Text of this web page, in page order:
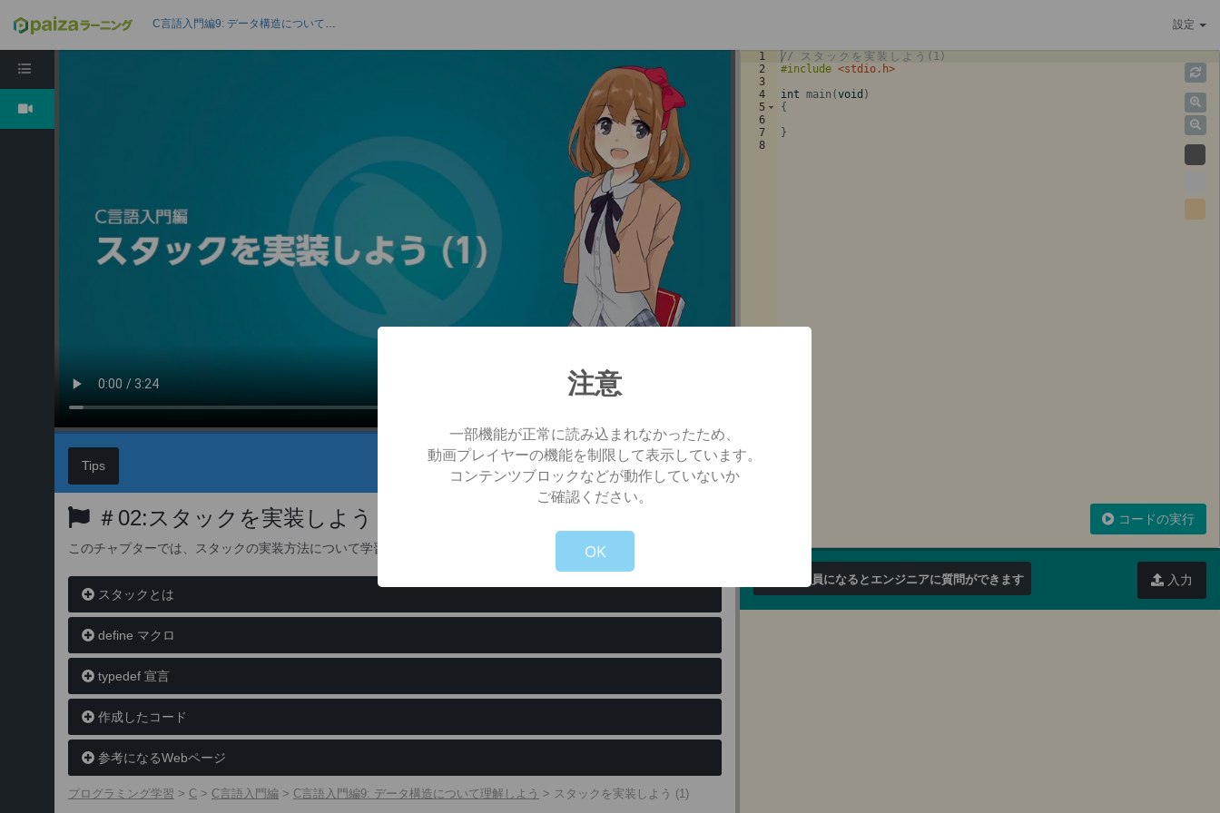
C言語入門編9: データ構造について理解しよう 設定
Tips 次のチャプターへ
前のチャプターへ
＃02:スタックを実装しよう (1)
このチャプターでは、スタックの実装方法について学習します。
スタックとは
define マクロ
typedef 宣言
作成したコード
参考になるWebページ
プログラミング学習 > C > C言語入門編 > C言語入門編9: データ構造について理解しよう > スタックを実装しよう (1)
1
2
3
4
5
6
7
8
// ス タ ッ ク を 実 装 し よ う (1)
#include <stdio.h>
int main (void )
{
}
コードの実行
有料会員になるとエンジニアに質問ができます 入力
注意
一部機能が正常に読み込まれなかったため、
動画プレイヤーの機能を制限して表示しています。
コンテンツブロックなどが動作していないか
ご確認ください。
OK